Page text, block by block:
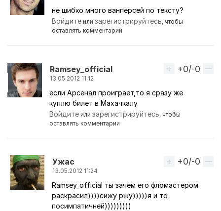
Ответ на комментарий пользователяАrseR
не шибко много ванперсей по тексту?
Войдите илизарегистрируйтесь, чтобы
оставлять комментарии
Ramsey_official
13.05.2012 11:12
Вверх
+0/-0
если Арсенал проиграет,то я сразу же
куплю билет в Махачкалу
Войдите илизарегистрируйтесь, чтобы
оставлять комментарии
Ужас
13.05.2012 11:24
Ответ на комментарий пользователя
Вверх
+0/-0
Ramsey_official ты зачем его фломастером
раскрасил))))сижу ржу)))))я и то
посимпатичней)))))))))